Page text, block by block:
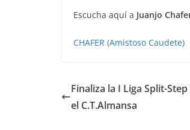
Escucha aquí a Juanjo
CHAFER (Amistoso Caudete)
Finaliza la I Liga Split-
el C.T.Almansa